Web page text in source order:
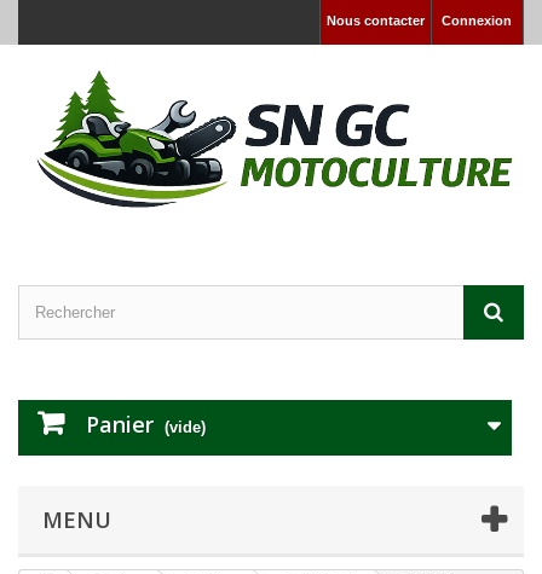
Connexion
Nous contacter
Panier (vide)
MENU